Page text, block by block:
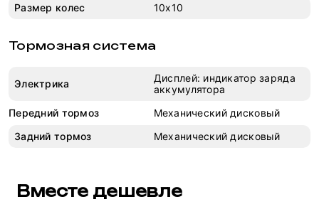
Размер колес 10x10
Тормозная система
Электрика
Дисплей: индикатор заряда
аккумулятора
Передний тормоз
Механический дисковый
Задний тормоз
Механический дисковый
Вместе дешевле